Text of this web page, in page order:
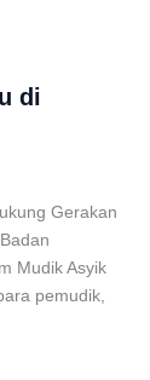
di
Gerakan
Mudik Asyik
pemudik,